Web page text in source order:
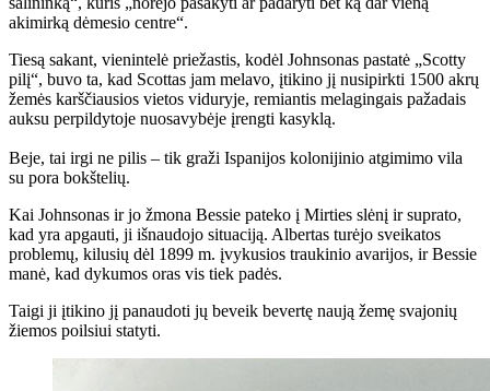
akimirką dėmesio centre“.
Tiesą sakant, vienintelė priežastis, kodėl Johnsonas pastatė „Scotty
pilį“, buvo ta, kad Scottas jam melavo įtikino jį nusipirkti 1500 akrų
žemės karščiausios vietos viduryje, remiantis melagingais pažadais
auksu perpildytoje nuosavybėje įrengti kasyklą.
Beje, tai irgi ne pilis – tik graži Ispanijos kolonijinio atgimimo vila
su pora bokštelių.
Kai Johnsonas ir jo žmona Bessie pateko į Mirties slėnį ir suprato,
kad yra apgauti, ji išnaudojo situaciją. Albertas turėjo sveikatos
problemų, kilusių dėl 1899 m. įvykusios traukinio avarijos, ir Bessie
manė, kad dykumos oras vis tiek padės.
Taigi ji įtikino jį panaudoti jų beveik bevertę naują žemę svajonių
žiemos poilsiui statyti.